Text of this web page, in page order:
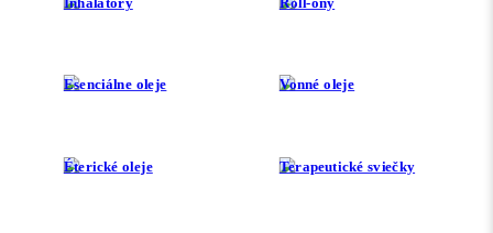
Esenciálne oleje Vonné oleje
Éterické oleje Terapeutické sviečky